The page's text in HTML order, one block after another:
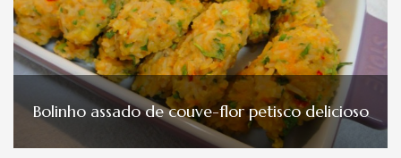
Bolinho assado de couve-flor petisco delicioso